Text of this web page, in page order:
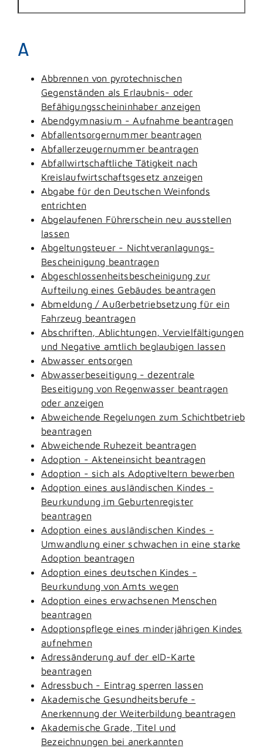
A
Abbrennen von pyrotechnischen
Gegenständen als Erlaubnis- oder
Befähigungsscheininhaber anzeigen
Abendgymnasium - Aufnahme beantragen
Abfallentsorgernummer beantragen
Abfallerzeugernummer beantragen
Abfallwirtschaftliche Tätigkeit nach
Kreislaufwirtschaftsgesetz anzeigen
Abgabe für den Deutschen Weinfonds
entrichten
Abgelaufenen Führerschein neu ausstellen
lassen
Abgeltungsteuer - Nichtveranlagungs-
Bescheinigung beantragen
Abgeschlossenheitsbescheinigung zur
Aufteilung eines Gebäudes beantragen
Abmeldung / Außerbetriebsetzung für ein
Fahrzeug beantragen
Abschriften, Ablichtungen, Vervielfältigungen
und Negative amtlich beglaubigen lassen
Abwasser entsorgen
Abwasserbeseitigung - dezentrale
Beseitigung von Regenwasser beantragen
oder anzeigen
Abweichende Regelungen zum Schichtbetrieb
beantragen
Abweichende Ruhezeit beantragen
Adoption - Akteneinsicht beantragen
Adoption - sich als Adoptiveltern bewerben
Adoption eines ausländischen Kindes -
Beurkundung im Geburtenregister
beantragen
Adoption eines ausländischen Kindes -
Umwandlung einer schwachen in eine starke
Adoption beantragen
Adoption eines deutschen Kindes -
Beurkundung von Amts wegen
Adoption eines erwachsenen Menschen
beantragen
Adoptionspflege eines minderjährigen Kindes
aufnehmen
Adressänderung auf der eID-Karte
beantragen
Adressbuch - Eintrag sperren lassen
Akademische Gesundheitsberufe -
Anerkennung der Weiterbildung beantragen
Akademische Grade, Titel und
Bezeichnungen bei anerkannten